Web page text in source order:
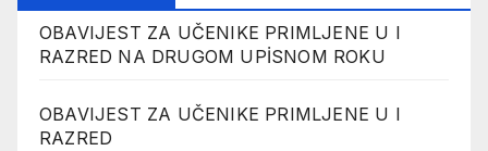
OBAVIJEST ZA UČENIKE PRIMLJENE U I
RAZRED NA DRUGOM UPİSNOM ROKU
OBAVIJEST ZA UČENIKE PRIMLJENE U I
RAZRED